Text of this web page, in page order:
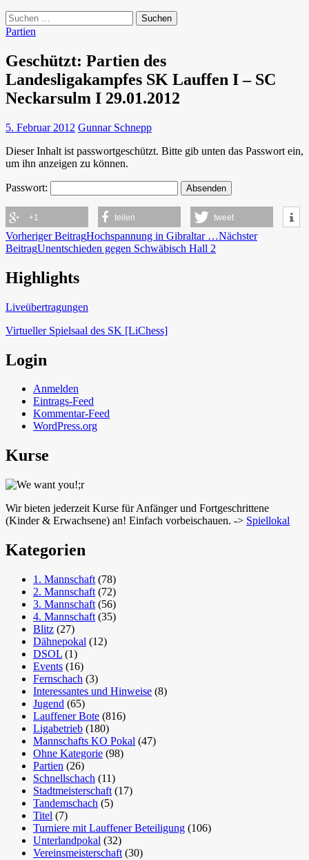
Suchen
nach:
Partien
Geschützt: Partien des
Landesligakampfes SK Lauffen I – SC
Neckarsulm I 29.01.2012
5. Februar 2012 Gunnar Schnepp
Dieser Inhalt ist passwortgeschützt. Bitte gib unten das Passwort ein,
um ihn anzeigen zu können.
Passwort:
+1 teilen tweet
Beitragsnavigation
Vorheriger BeitragHochspannung in Gibraltar …Nächster
BeitragUnentschieden gegen Schwäbisch Hall 2
Schach in Lauffen
Highlights
Liveübertragungen
Virtueller Spielsaal des SK [LiChess]
Login
Anmelden
Eintrags-Feed
Kommentar-Feed
WordPress.org
Kurse
Wir bieten jederzeit Kurse für Anfänger und Fortgeschrittene
(Kinder & Erwachsene) an! Einfach vorbeischauen. -> Spiellokal
Kategorien
1. Mannschaft (78)
2. Mannschaft (72)
3. Mannschaft (56)
4. Mannschaft (35)
Blitz (27)
Dähnepokal (12)
DSOL (1)
Events (16)
Fernschach (3)
Interessantes und Hinweise (8)
Jugend (65)
Lauffener Bote (816)
Ligabetrieb (180)
Mannschafts KO Pokal (47)
Ohne Kategorie (98)
Partien (26)
Schnellschach (11)
Stadtmeisterschaft (17)
Tandemschach (5)
Titel (7)
Turniere mit Lauffener Beteiligung (106)
Unterlandpokal (32)
Vereinsmeisterschaft (30)